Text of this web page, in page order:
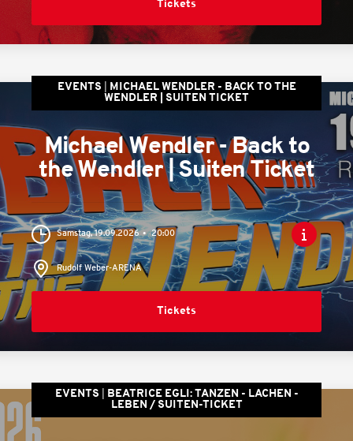
Tickets
EVENTS
MICHAEL WENDLER - BACK TO THE
WENDLER | SUITEN TICKET
Michael Wendler - Back to
the Wendler | Suiten Ticket
Samstag, 19.09.2026 20:00
Rudolf Weber-ARENA
Tickets
EVENTS
BEATRICE EGLI: TANZEN - LACHEN -
LEBEN / SUITEN-TICKET